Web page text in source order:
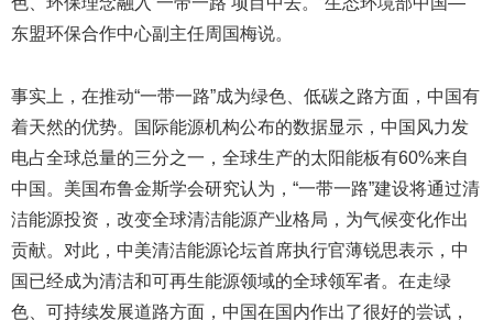
东盟环保合作中心副主任周国梅说。
事实上，在推动“一带一路”成为绿色、低碳之路方面，中国有
着天然的优势。国际能源机构公布的数据显示，中国风力发
电占全球总量的三分之一，全球生产的太阳能板有60%来自
中国。美国布鲁金斯学会研究认为，“一带一路”建设将通过清
洁能源投资，改变全球清洁能源产业格局，为气候变化作出
贡献。对此，中美清洁能源论坛首席执行官薄锐思表示，中
国已经成为清洁和可再生能源领域的全球领军者。在走绿
色、可持续发展道路方面，中国在国内作出了很好的尝试，